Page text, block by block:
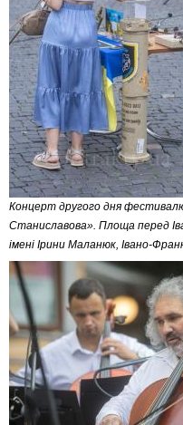
Концерт другого дня
Станиславова». Площа перед
імені Ірини Маланюк, Івано-